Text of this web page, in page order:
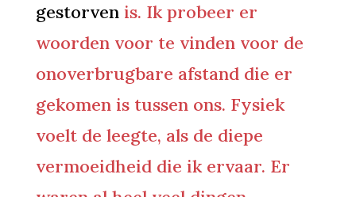
gestorvenis. Ik probeer er
woorden voor te vinden voor de
onoverbrugbare afstand die er
gekomen is tussen ons. Fysiek
voelt de leegte, als de diepe
vermoeidheid die ik ervaar. Er